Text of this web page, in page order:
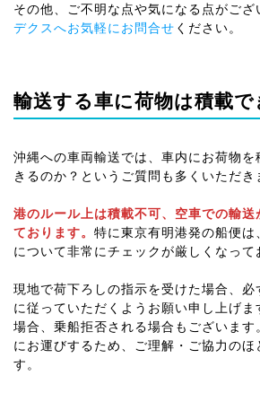
その他、ご不明な点や気になる点がござ
デクスへお気軽にお問合せ ください。
輸送する車に荷物は積載で
沖縄への車両輸送では、車内にお荷物を
きるのか？というご質問も多くいただき
港のルール上は積載不可、空車での輸送
ております。 特に東京有明港発の船便は
について非常にチェックが厳しくなって
現地で荷下ろしの指示を受けた場合、必
に従っていただくようお願い申し上げ
場合、乗船拒否される場合もございます
にお運びするため、ご理解・ご協力のほ
す。